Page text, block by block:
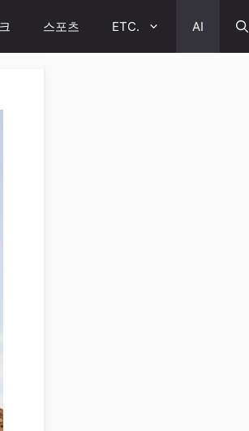
스포츠 ETC. AI